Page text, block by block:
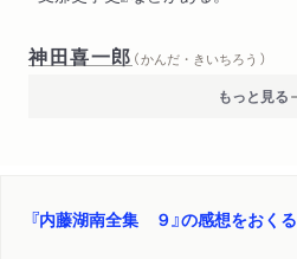
神田喜一郎 （ かんだ・きいちろう ）
もっと見る
『内藤湖南全集 ９』の感想をおくる